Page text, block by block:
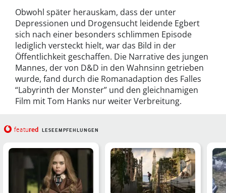
Obwohl später herauskam, dass der unter
Depressionen und Drogensucht leidende Egbert
sich nach einer besonders schlimmen Episode
lediglich versteckt hielt, war das Bild in der
Öffentlichkeit geschaffen. Die Narrative des jungen
Mannes, der von D&D in den Wahnsinn getrieben
wurde, fand durch die Romanadaption des Falles
“Labyrinth der Monster” und den gleichnamigen
Film mit Tom Hanks nur weiter Verbreitung.
featured LESEEMPFEHLUNGEN